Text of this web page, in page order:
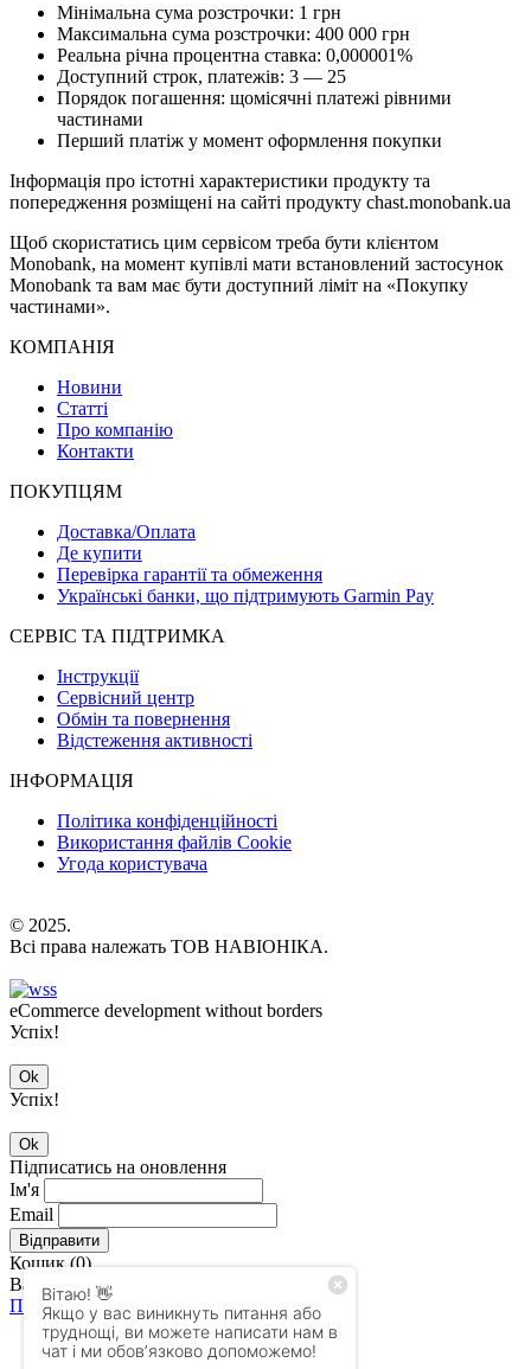
Мінімальна сума розстрочки: 1 грн
Максимальна сума розстрочки: 400 000 грн
Реальна річна процентна ставка: 0,000001%
Доступний строк, платежів: 3 — 25
Порядок погашення: щомісячні платежі рівними
частинами
Перший платіж у момент оформлення покупки
Інформація про істотні характеристики продукту та
попередження розміщені на сайті продукту chast.monobank.ua
Щоб скористатись цим сервісом треба бути клієнтом
Monobank, на момент купівлі мати встановлений застосунок
Monobank та вам має бути доступний ліміт на «Покупку
частинами».
КОМПАНІЯ
Новини
Статті
Про компанію
Контакти
ПОКУПЦЯМ
Доставка/Оплата
Де купити
Перевірка гарантії та обмеження
Українські банки, що підтримують Garmin Pay
СЕРВІС ТА ПІДТРИМКА
Інструкції
Сервісний центр
Обмін та повернення
Відстеження активності
ІНФОРМАЦІЯ
Політика конфіденційності
Використання файлів Cookie
Угода користувача
© 2025.
Всі права належать ТОВ НАВІОНІКА.
eCommerce development without borders
Успіх!
Ok
Успіх!
Ok
Підписатись на оновлення
Ім'я
Email
Відправити
Кошик (0)
Ваш кошик порожній!
Продовжити покупки